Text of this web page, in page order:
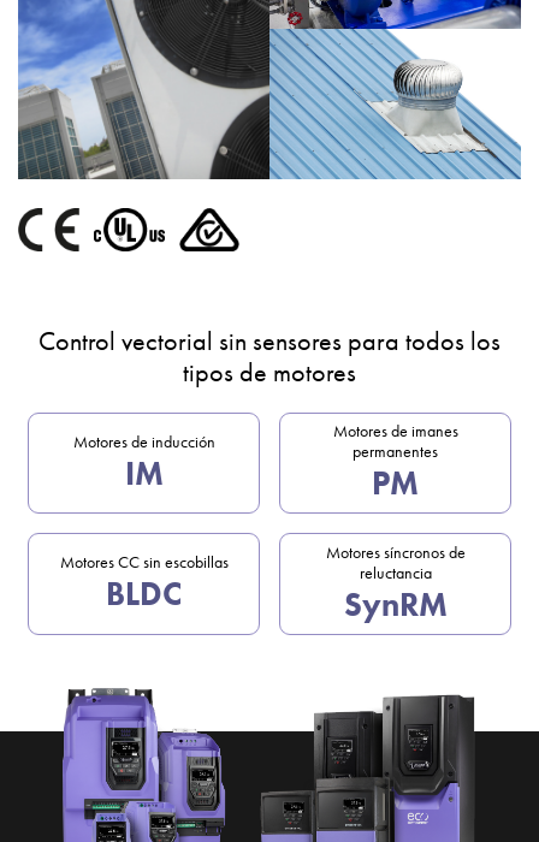
Control vectorial sin sensores para todos los
tipos de motores
Motores de inducción
IM
Motores de imanes
permanentes
PM
Motores CC sin escobillas
BLDC
Motores síncronos de
reluctancia
SynRM